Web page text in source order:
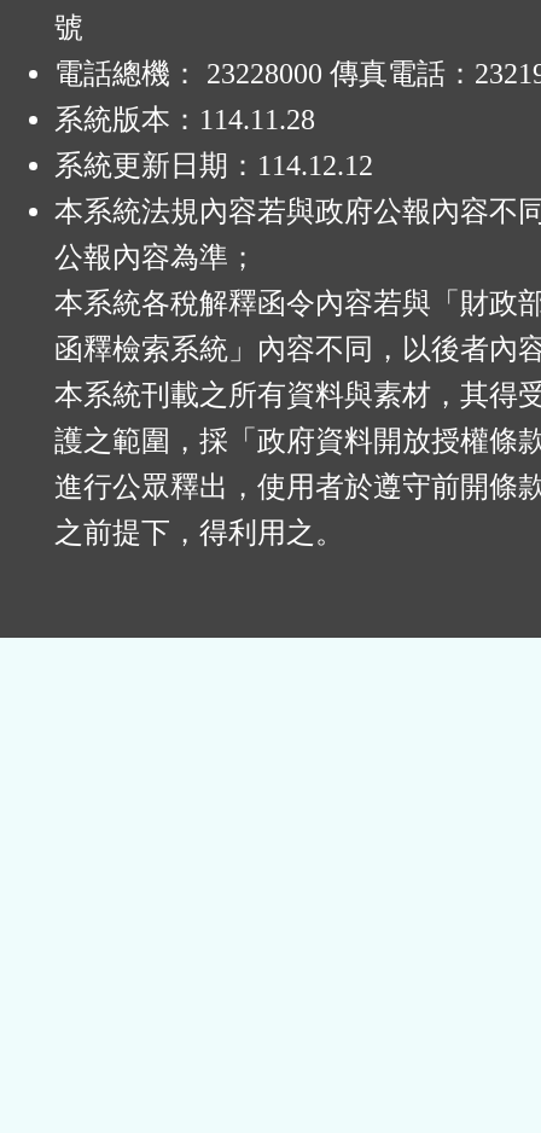
號
電話總機： 23228000 傳真電話：
系統版本： 114.11.28
系統更新日期： 114.12.12
本系統法規內容若與政府公報內容不
公報內容為準；
本系統各稅解釋函令內容若與「財政
函釋檢索系統」內容不同，以後者內
本系統刊載之所有資料與素材，其得
護之範圍，採「政府資料開放授權條
進行公眾釋出，使用者於遵守前開條
之前提下，得利用之。